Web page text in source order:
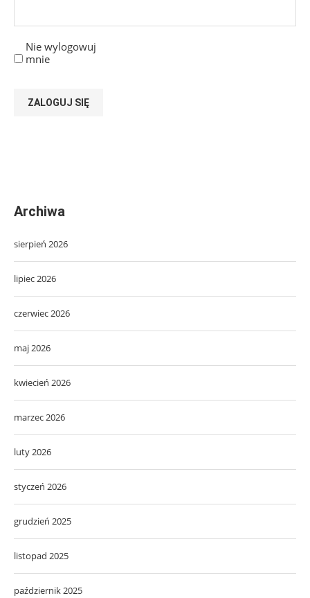
Nie wylogowuj
mnie
ZALOGUJ SIĘ
Archiwa
sierpień 2026
lipiec 2026
czerwiec 2026
maj 2026
kwiecień 2026
marzec 2026
luty 2026
styczeń 2026
grudzień 2025
listopad 2025
październik 2025